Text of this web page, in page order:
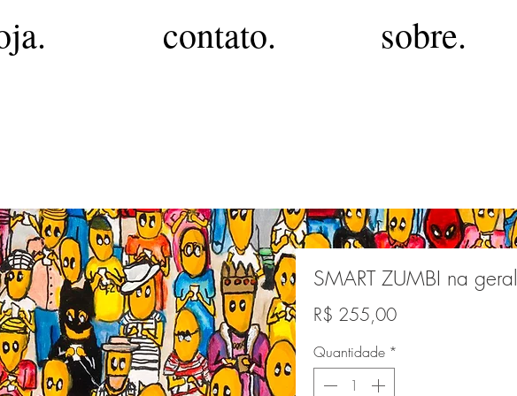
contato. sobre.
SMART ZUMBI na geral
R$ 255,00Preço
Quantidade *